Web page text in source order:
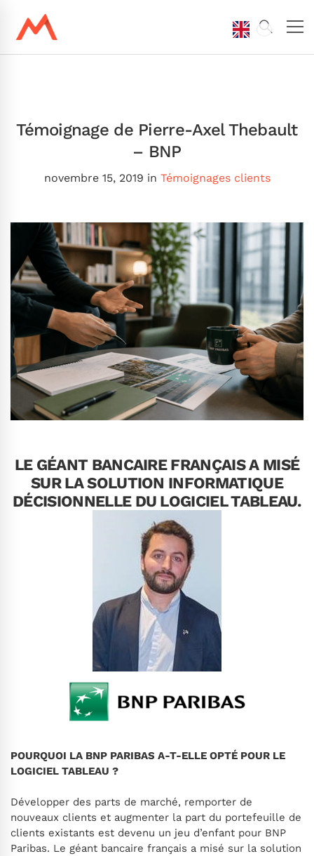
Témoignage de Pierre-Axel Thebault
– BNP
novembre 15, 2019 in Témoignages clients
LE GÉANT BANCAIRE FRANÇAIS A MISÉ
SUR LA SOLUTION INFORMATIQUE
DÉCISIONNELLE DU LOGICIEL TABLEAU.
POURQUOI LA BNP PARIBAS A-T-ELLE OPTÉ POUR LE
LOGICIEL TABLEAU ?
Développer des parts de marché, remporter de
nouveaux clients et augmenter la part du portefeuille de
clients existants est devenu un jeu d’enfant pour BNP
Paribas. Le géant bancaire français a misé sur la solution